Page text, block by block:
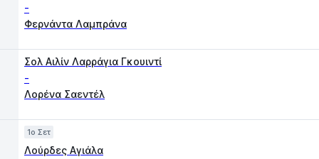
-
Φερνάντα Λαμπράνα
Σολ Αιλίν Λαρράγια Γκουιντί
-
Λορένα Σαεντέλ
1o Σετ
Λούρδες Αγιάλα